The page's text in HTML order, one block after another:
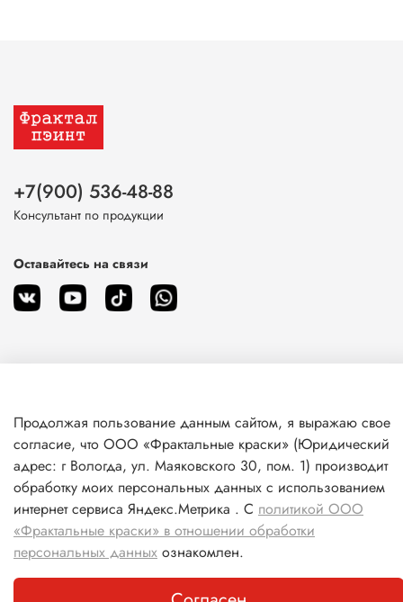
Клиентам
Информация
+7(900) 536-48-88
Консультант по продукции
Оставайтесь на связи
Продолжая пользование данным сайтом, я выражаю свое
согласие, что ООО «Фрактальные краски» (Юридический
адрес: г Вологда, ул. Маяковского 30, пом. 1) производит
обработку моих персональных данных с использованием
интернет сервиса Яндекс.Метрика . С политикой ООО
«Фрактальные краски» в отношении обработки
персональных данных ознакомлен.